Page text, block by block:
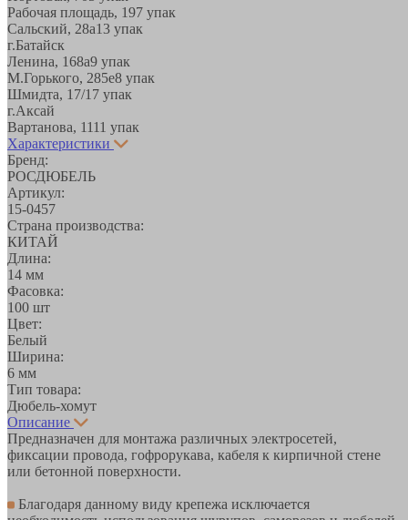
Рабочая площадь, 197 упак
Сальский, 28a13 упак
г.Батайск
Ленина, 168а9 упак
М.Горького, 285е8 упак
Шмидта, 17/1 7 упак
г.Аксай
Вартанова, 1111 упак
Характеристики
Бренд:
РОСДЮБЕЛЬ
Артикул:
15-0457
Страна производства:
КИТАЙ
Длина:
14 мм
Фасовка:
100 шт
Цвет:
Белый
Ширина:
6 мм
Тип товара:
Дюбель-хомут
Описание
Предназначен для монтажа различных электросетей,
фиксации провода, гофрорукава, кабеля к кирпичной стене
или бетонной поверхности.
Благодаря данному виду крепежа исключается